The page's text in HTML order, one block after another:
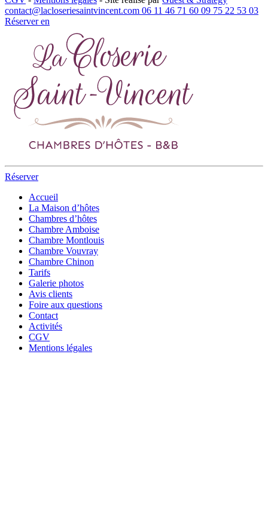
contact@lacloseriesaintvincent.com 06 11 46 71 60 09 75 22 53 03
Réserveren
Réserver
Accueil
La Maison d’hôtes
Chambres d’hôtes
Chambre Amboise
Chambre Montlouis
Chambre Vouvray
Chambre Chinon
Tarifs
Galerie photos
Avis clients
Foire aux questions
Contact
Activités
CGV
Mentions légales